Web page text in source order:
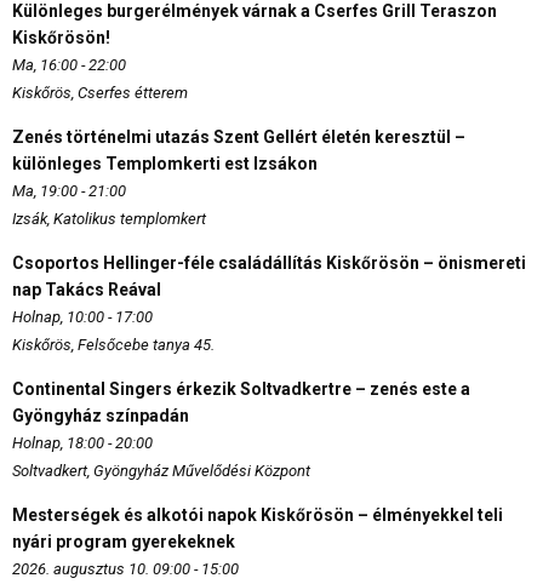
Különleges burgerélmények várnak a Cserfes Grill Teraszon
Kiskőrösön!
Ma, 16:00 - 22:00
Kiskőrös, Cserfes étterem
Zenés történelmi utazás Szent Gellért életén keresztül –
különleges Templomkerti est Izsákon
Ma, 19:00 - 21:00
Izsák, Katolikus templomkert
Csoportos Hellinger-féle családállítás Kiskőrösön – önismereti
nap Takács Reával
Holnap, 10:00 - 17:00
Kiskőrös, Felsőcebe tanya 45.
Continental Singers érkezik Soltvadkertre – zenés este a
Gyöngyház színpadán
Holnap, 18:00 - 20:00
Soltvadkert, Gyöngyház Művelődési Központ
Mesterségek és alkotói napok Kiskőrösön – élményekkel teli
nyári program gyerekeknek
2026. augusztus 10. 09:00 - 15:00